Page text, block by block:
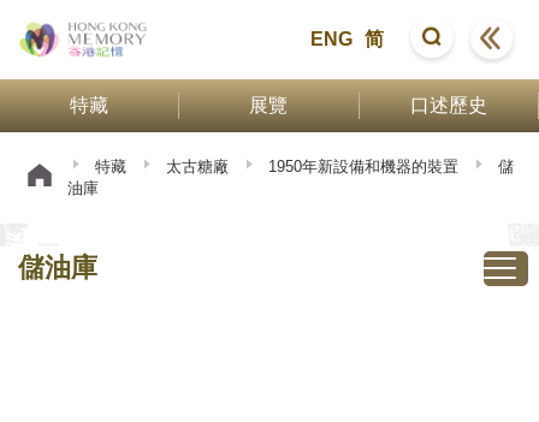
ENG 简
特藏 展覽 口述歷史
特藏 太古糖廠 1950年新設備和機器的裝置
儲
油庫
儲油庫